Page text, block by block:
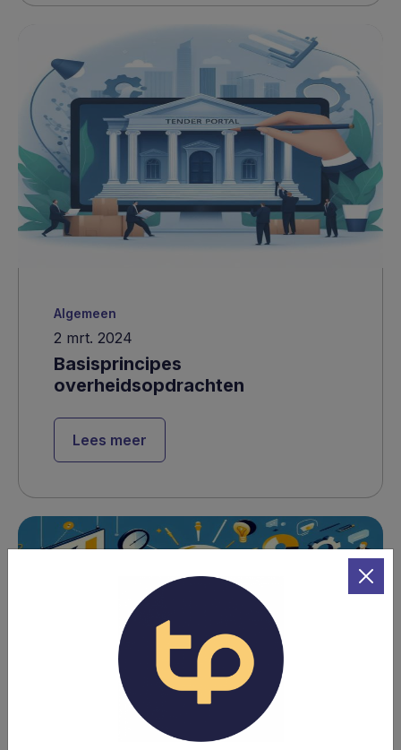
Algemeen
2 mrt. 2024
Basisprincipes
overheidsopdrachten
Lees meer